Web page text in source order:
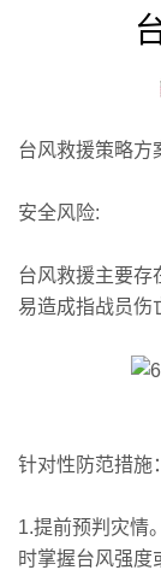
台风救援策略方
安全风险:
台风救援主要存
易造成指战员伤
针对性防范措施：
1.提前预判灾情
时掌握台风强度